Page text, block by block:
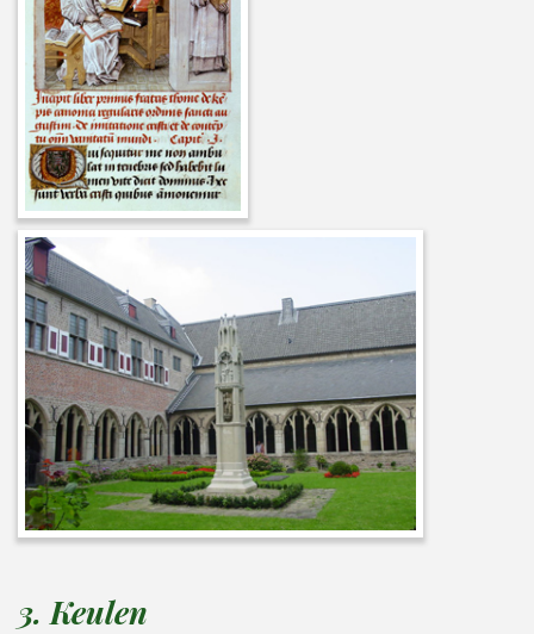
3. Keulen